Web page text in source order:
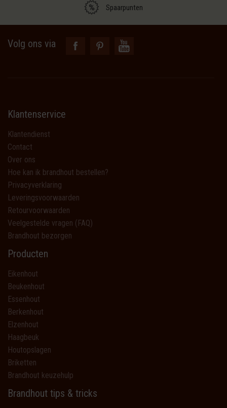
Spaarpunten
Volg ons via
Klantenservice
Klantendienst
Contact
Over ons
Hoe kan ik brandhout bestellen?
Privacyverklaring
Leveringsvoorwaarden
Retourvoorwaarden
Veelgestelde vragen (FAQ)
Brandhout bezorgen
Producten
Eikenhout
Beukenhout
Essenhout
Berkenhout
Elzenhout
Haagbeuk
Houtopslagen
Briketten
Brandhout keuzehulp
Brandhout tips & tricks